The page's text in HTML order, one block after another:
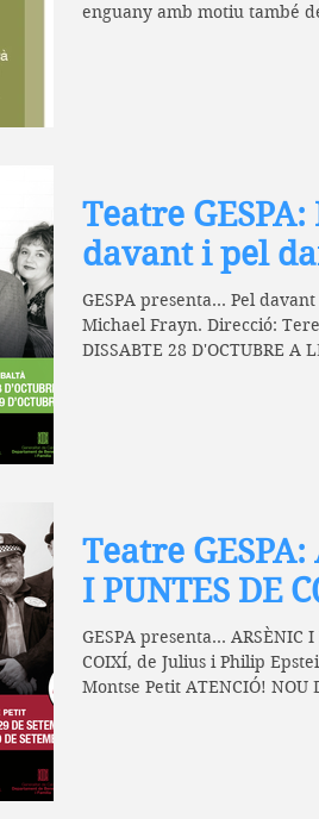
enguany amb motiu també
Teatre GESPA:
davant i pel
GESPA presenta... Pel
Michael Frayn. Direcció:
DISSABTE 28 D'OCTUBRE A
Teatre GESPA:
I PUNTES DE
GESPA presenta... ARSÈNIC I
COIXÍ, de Julius i Philip
Montse Petit ATENCIÓ! NOU